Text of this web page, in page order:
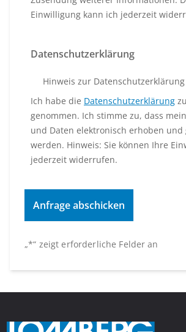
„*“ zeigt erforderliche Felder an
Einwilligung kann ich jederzeit
Datenschutzerklärung
Hinweis zur Datenschutzerklärung
Ich habe die Datenschutzerklärung
genommen. Ich stimme zu, dass
und Daten elektronisch erhoben und
werden. Hinweis: Sie können Ihre
jederzeit widerrufen.